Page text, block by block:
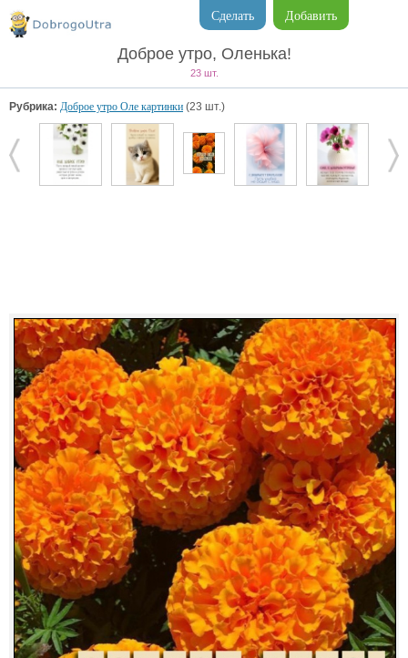
Добавить
Сделать
Доброе утро, Оленька!
23 шт.
Рубрика: Доброе утро Оле картинки (23 шт.)